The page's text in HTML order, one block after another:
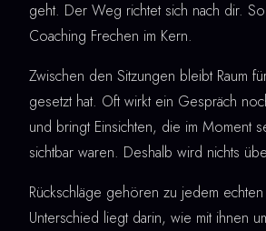
geht. Der Weg richtet sich nach dir.
Coaching Frechen im Kern.
Zwischen den Sitzungen bleibt Raum
gesetzt hat. Oft wirkt ein Gespräch
und bringt Einsichten, die im Moment
sichtbar waren. Deshalb wird nichts
Rückschläge gehören zu jedem
Unterschied liegt darin, wie mit ihnen